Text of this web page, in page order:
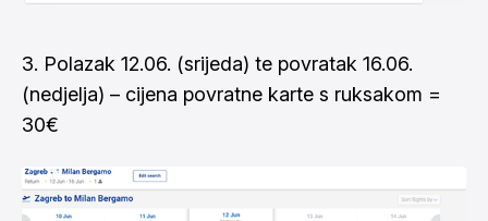
3. Polazak 12.06. (srijeda) te povratak 16.06.
(nedjelja) – cijena povratne karte s ruksakom =
30€